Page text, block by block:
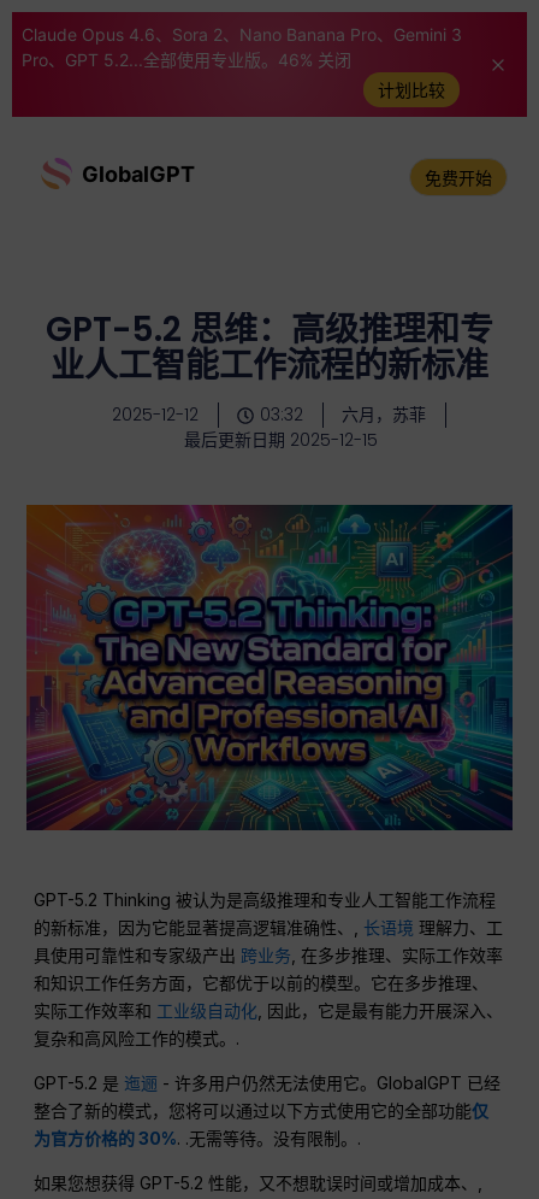
Claude Opus 4.6、Sora 2、Nano Banana Pro、Gemini 3
Pro、GPT 5.2...全部使用专业版。46% 关闭
计划比较
GlobalGPT 免费开始
GPT-5.2 思维：高级推理和专
业人工智能工作流程的新标准
2025-12-12 03:32
六月，苏菲
最后更新日期 2025-12-15
GPT-5.2 Thinking 被认为是高级推理和专业人工智能工作流程
的新标准，因为它能显著提高逻辑准确性、, 长语境 理解力、工
具使用可靠性和专家级产出 跨业务 , 在多步推理、实际工作效率
和知识工作任务方面，它都优于以前的模型。它在多步推理、
实际工作效率和 工业级自动化 , 因此，它是最有能力开展深入、
复杂和高风险工作的模式。.
GPT-5.2 是 迤逦 - 许多用户仍然无法使用它。GlobalGPT 已经
整合了新的模式，您将可以通过以下方式使用它的全部功能仅
为官方价格的 30%. .无需等待。没有限制。.
如果您想获得 GPT-5.2 性能，又不想耽误时间或增加成本、,